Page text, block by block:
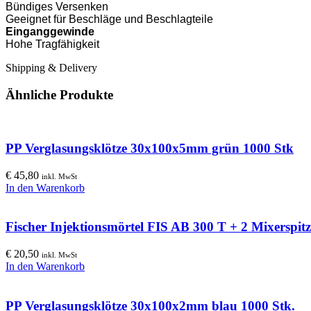
Bündiges Versenken
Geeignet für Beschläge und Beschlagteile
Einganggewinde
Hohe Tragfähigkeit
Shipping & Delivery
Ähnliche Produkte
PP Verglasungsklötze 30x100x5mm grün 1000 Stk
€ 45,80 inkl. MwSt
In den Warenkorb
Fischer Injektionsmörtel FIS AB 300 T + 2
€ 20,50 inkl. MwSt
In den Warenkorb
PP Verglasungsklötze 30x100x2mm blau 1000 Stk.